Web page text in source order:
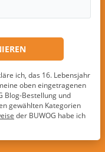
ich, das 16. Lebensjahr
oben eingetragenen
Blog-Bestellung und
gewählten Kategorien
der BUWOG habe ich